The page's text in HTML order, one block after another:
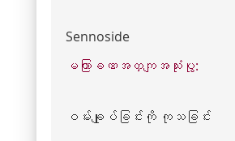
Sennoside
မကြာခဏအတှကျအသုံးပွု:
ဝမ်းချုပ်ခြင်းကို ကုသခြင်း